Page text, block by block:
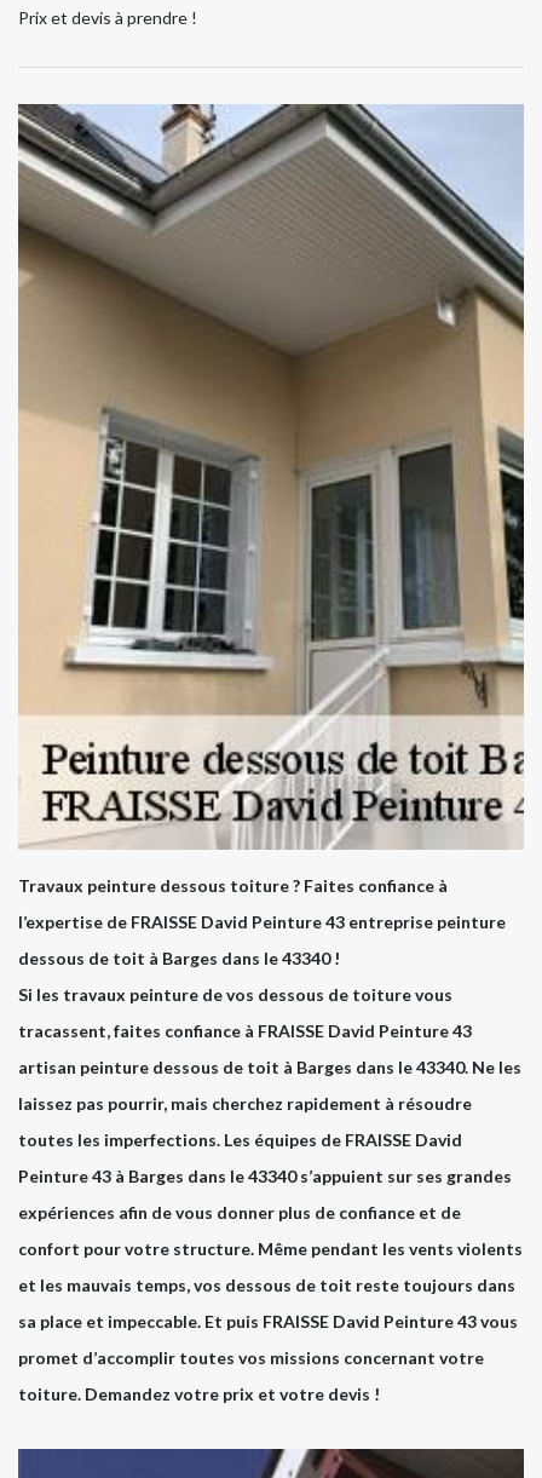
Prix et devis à prendre !
Travaux peinture dessous toiture ? Faites confiance à
l’expertise de FRAISSE David Peinture 43 entreprise peinture
dessous de toit à Barges dans le 43340 !
Si les travaux peinture de vos dessous de toiture vous
tracassent, faites confiance à FRAISSE David Peinture 43
artisan peinture dessous de toit à Barges dans le 43340. Ne les
laissez pas pourrir, mais cherchez rapidement à résoudre
toutes les imperfections. Les équipes de FRAISSE David
Peinture 43 à Barges dans le 43340 s’appuient sur ses grandes
expériences afin de vous donner plus de confiance et de
confort pour votre structure. Même pendant les vents violents
et les mauvais temps, vos dessous de toit reste toujours dans
sa place et impeccable. Et puis FRAISSE David Peinture 43 vous
promet d’accomplir toutes vos missions concernant votre
toiture. Demandez votre prix et votre devis !